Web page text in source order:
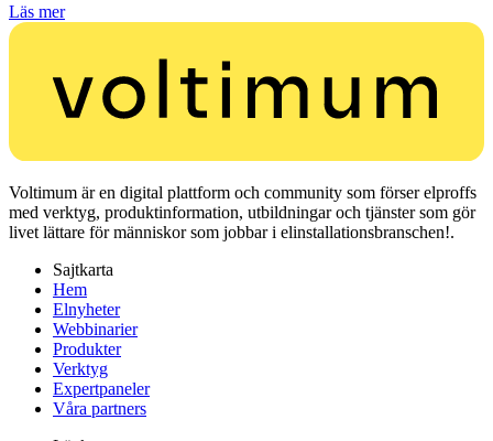
Läs mer
Voltimum är en digital plattform och community som förser elproffs
med verktyg, produktinformation, utbildningar och tjänster som gör
livet lättare för människor som jobbar i elinstallationsbranschen!.
Sajtkarta
Hem
Elnyheter
Webbinarier
Produkter
Verktyg
Expertpaneler
Våra partners